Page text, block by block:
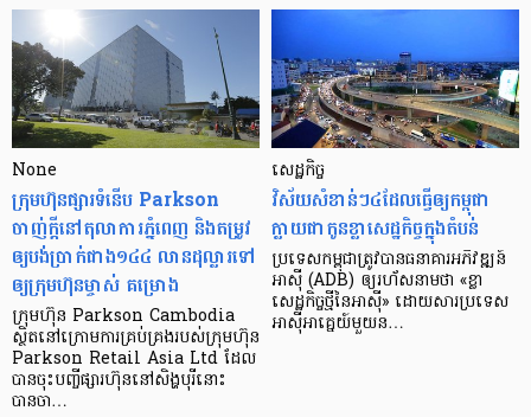
None
ក្រុមហ៊ុនផ្សារទំនើប Parkson
ចាញ់ក្ដីនៅតុលាការភ្នំពេញ និងតម្រូវ
ឲ្យបង់ប្រាក់ជាង១៤៤ លានដុល្លារទៅ
ឲ្យក្រុមហ៊ុនម្ចាស់ គម្រោង
ក្រុមហ៊ុន Parkson Cambodia
ស្ថិតនៅក្រោមការគ្រប់គ្រងរបស់ក្រុមហ៊ុន
Parkson Retail Asia Ltd ដែល
បានចុះបញ្ចីផ្សារហ៊ុននៅសិង្ហបុរីនោះ
បានចា…
សេដ្ឋកិច្ច​
វិស័យ​សំខាន់ៗ​៤​ដែល​ធ្វើ​ឲ្យ​កម្ពុជា​
ក្លាយ​ជា​កូន​ខ្លា​សេដ្ឋកិច្ច​ក្នុង​តំបន់
ប្រទេស​កម្ពុជា​ត្រូវ​បាន​ធនាគារ​អភិវឌ្ឍន៍​
អាស៊ី (ADB) ឲ្យ​រហ័ស​នាមថា «ខ្លា​
សេដ្ឋកិច្ច​ថ្មី​នៃ​អាស៊ី» ដោយសារ​ប្រទេស​
អាស៊ី​អាគ្នេយ៍​មួយ​ន…